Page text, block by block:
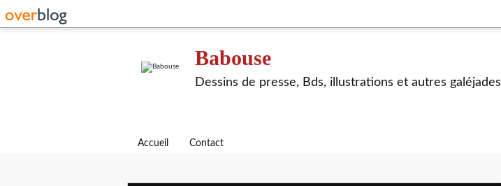
Babouse
Dessins de presse, Bds, illustrations et autres galéjades
Accueil Contact